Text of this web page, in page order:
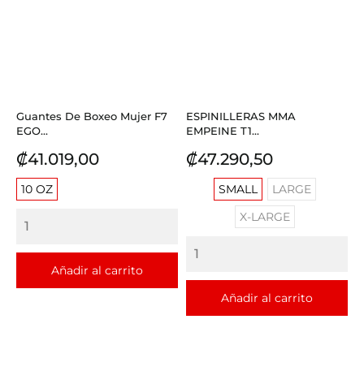
Guantes De Boxeo Mujer F7
EGO...
Precio
₡41.019,00
10 OZ
Añadir al carrito
ESPINILLERAS MMA
EMPEINE T1...
Precio
₡47.290,50
SMALL
LARGE
X-LARGE
Añadir al carrito